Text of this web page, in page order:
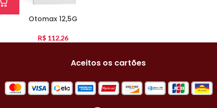
Otomax 12,5G
R$ 112,26
Aceitos os cartões